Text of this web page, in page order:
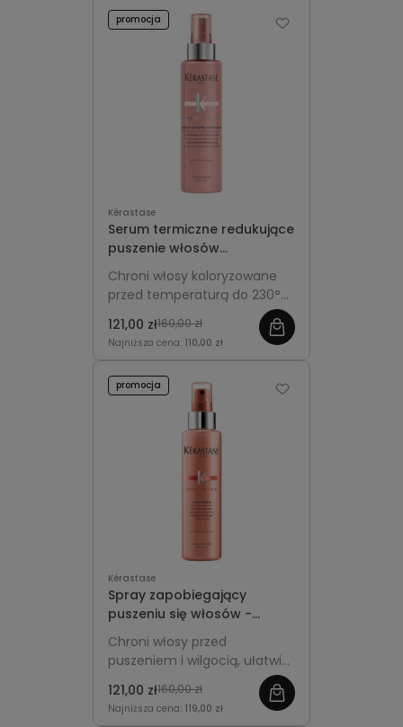
torebki w formacie 30 ml.
Kérastase
Serum termiczne redukujące
puszenie włosów
koloryzowanych -
Kérastase Chroma Absolu
Sérum Thermique 150ml
Chroni włosy koloryzowane
przed temperaturą do 230°C,
wygładza pasma i redukuje
puszenie, ułatwiając
codzienną stylizację.
121,00 zł160,00 zł
Najniższa cena: 110,00 zł
promocja
Kérastase
Spray zapobiegający
puszeniu się włosów -
Kérastase Discipline
Fluidissime 150ml
Chroni włosy przed
puszeniem i wilgocią, ułatwia
rozczesywanie, wygładza
pasma i zapewnia
termoochronę do 230°C.
121,00 zł160,00 zł
Najniższa cena: 119,00 zł
promocja